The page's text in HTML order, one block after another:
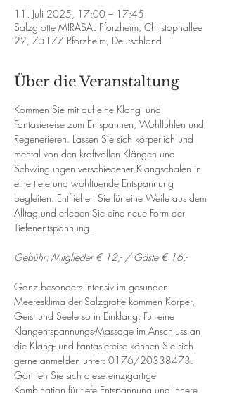
11. Juli 2025, 17:00 – 17:45
Salzgrotte MIRASAL Pforzheim, Christophallee
22, 75177 Pforzheim, Deutschland
Über die Veranstaltung
Kommen Sie mit auf eine Klang- und
Fantasiereise zum Entspannen, Wohlfühlen und
Regenerieren. Lassen Sie sich körperlich und
mental von den kraftvollen Klängen und
Schwingungen verschiedener Klangschalen in
eine tiefe und wohltuende Entspannung
begleiten. Entfliehen Sie für eine Weile aus dem
Alltag und erleben Sie eine neue Form der
Tiefenentspannung.
Gebühr: Mitglieder € 12,- / Gäste € 16,-
Ganz besonders intensiv im gesunden
Meeresklima der Salzgrotte kommen Körper,
Geist und Seele so in Einklang. Für eine
Klangentspannungs-Massage im Anschluss an
die Klang- und Fantasiereise können Sie sich
gerne anmelden unter: 0176/20338473.
Gönnen Sie sich diese einzigartige
Kombination für tiefe Entspannung und innere